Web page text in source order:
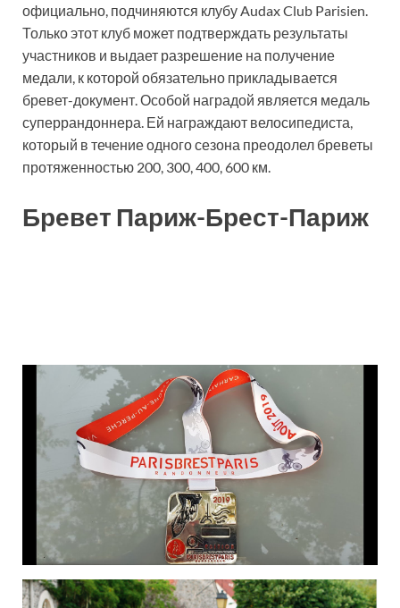
официально, подчиняются клубу Audax Club Parisien.
Только этот клуб может подтверждать результаты
участников и выдает разрешение на получение
медали, к которой обязательно прикладывается
бревет-документ. Особой наградой является медаль
суперрандоннера. Ей награждают велосипедиста,
который в течение одного сезона преодолел бреветы
протяженностью 200, 300, 400, 600 км.
Бревет Париж-Брест-Париж